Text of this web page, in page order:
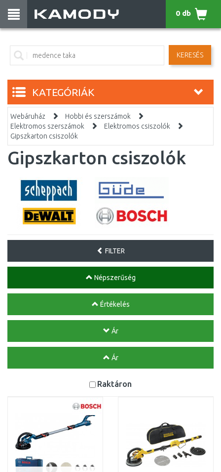
KERESÉS
0 db
KATEGÓRIÁK
Webáruház
Hobbi és szerszámok
Elektromos szerszámok
Elektromos csiszolók
Gipszkarton csiszolók
Gipszkarton csiszolók
FILTER
Népszerűség
Értékelés
Ár
Ár
Raktáron